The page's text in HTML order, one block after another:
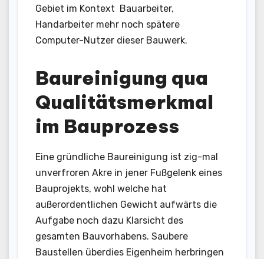
Gebiet im Kontext Bauarbeiter,
Handarbeiter mehr noch spätere
Computer-Nutzer dieser Bauwerk.
Baureinigung qua
Qualitätsmerkmal
im Bauprozess
Eine gründliche Baureinigung ist zig-mal
unverfroren Akre in jener Fußgelenk eines
Bauprojekts, wohl welche hat
außerordentlichen Gewicht aufwärts die
Aufgabe noch dazu Klarsicht des
gesamten Bauvorhabens. Saubere
Baustellen überdies Eigenheim herbringen